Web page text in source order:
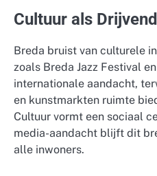
Cultuur als
Breda bruist van culturele
zoals Breda Jazz Festival
internationale aandacht,
en kunstmarkten ruimte
Cultuur vormt een sociaal
media-aandacht blijft dit
alle inwoners.